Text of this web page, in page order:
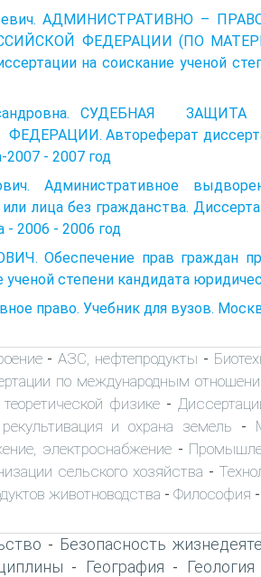
АДМИНИСТРАТИВНО –
ФЕДЕРАЦИИ (ПО
на соискание ученой
СУДЕБНАЯ
Автореферат
- 2007 год
Административное
лица без гражданства.
2006 - 2006 год
Обеспечение прав граждан
ученой степени кандидата
право. Учебник для вузов.
-АЗС, нефтепродукты -
по международным
физике -
и охрана земель -
электроснабжение-
сельского хозяйства -
животноводства - Философия -
- Безопасность
- География - Геология